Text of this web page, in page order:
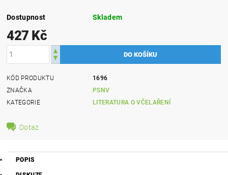
Dostupnost Skladem
427 Kč
KÓD PRODUKTU
1696
ZNAČKA
PSNV
KATEGORIE
LITERATURA O VČELAŘENÍ
Dotaz
POPIS